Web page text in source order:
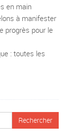
en main
à manifester
progrès pour le
: toutes les